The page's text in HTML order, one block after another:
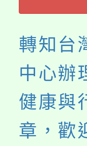
轉知台
中心辦
健康與
章，歡